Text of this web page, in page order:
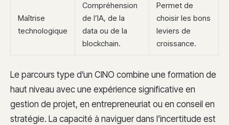
Maîtrise
technologique
Compréhension
de l’IA, de la
data ou de la
blockchain.
Permet de
choisir les bons
leviers de
croissance.
Le parcours type d’un CINO combine une formation de
haut niveau avec une expérience significative en
gestion de projet, en entrepreneuriat ou en conseil en
stratégie. La capacité à naviguer dans l’incertitude est